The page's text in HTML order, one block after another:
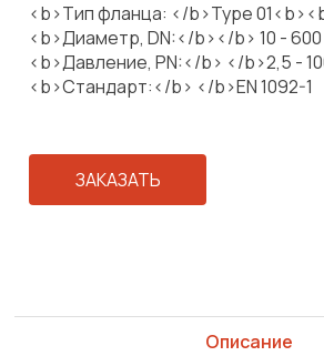
<b>Тип фланца: </b>Type
<b>Диаметр, DN:</b></b> 10 -
<b>Давление, PN:</b> </b>2,5 -
<b>Стандарт:</b> </b>EN 1092-1
ЗАКАЗАТЬ
Описание